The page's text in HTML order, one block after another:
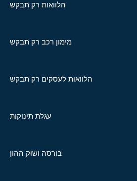
הלוואות רק תבקש
מימון רכב רק תבקש
הלוואות לעסקים רק תבקש
עגלת תינוקות
בורסה ושוק ההון